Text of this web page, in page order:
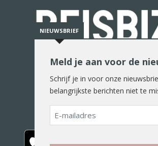
De reiswereld in woord en
NIEUWSBRIEF
Meld je aan voor de
Schrijf je in voor onze
belangrijkste berichten niet te
E-
mailadres